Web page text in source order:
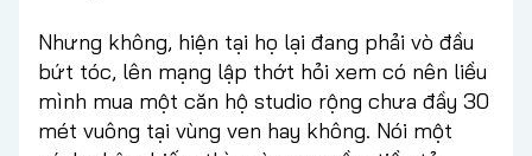
Nhưng không, hiện tại họ lại đang phải vò đầu
bứt tóc, lên mạng lập thớt hỏi xem có nên liều
mình mua một căn hộ studio rộng chưa đầy 30
mét vuông tại vùng ven hay không. Nói một